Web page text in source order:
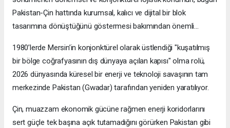
Pakistan-Çin hattında kurumsal, kalıcı ve dijital bir blok
tasarımına dönüştüğünü göstermesi bakımından önemli…
1980’lerde Mersin’in konjonktürel olarak üstlendiği "kuşatılmış
bir bölge coğrafyasının dış dünyaya açılan kapısı" olma rolü,
2026 dünyasında küresel bir enerji ve teknoloji savaşının tam
merkezinde Pakistan (Gwadar) tarafından yeniden yaratılıyor.
Çin, muazzam ekonomik gücüne rağmen enerji koridorlarını
sert güçle tek başına açık tutamadığını görürken Pakistan gibi